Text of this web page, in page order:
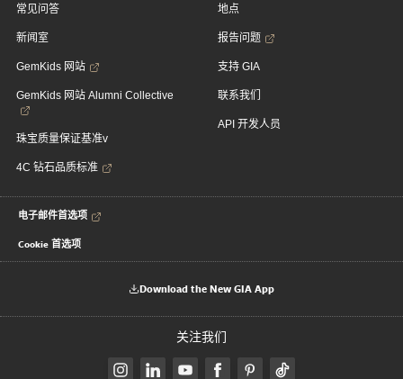
常见问答
新闻室
GemKids 网站
GemKids 网站 Alumni Collective
珠宝质量保证基准v
4C 钻石品质标准
地点
报告问题
支持 GIA
联系我们
API 开发人员
电子邮件首选项
Cookie 首选项
Download the New GIA App
关注我们